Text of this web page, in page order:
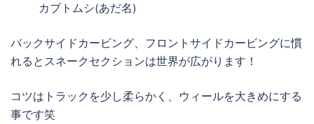
カブトムシ(あだ名)
バックサイドカービング、フロントサイドカービングに慣
れるとスネークセクションは世界が広がります！
コツはトラックを少し柔らかく、ウィールを大きめにする
事です笑